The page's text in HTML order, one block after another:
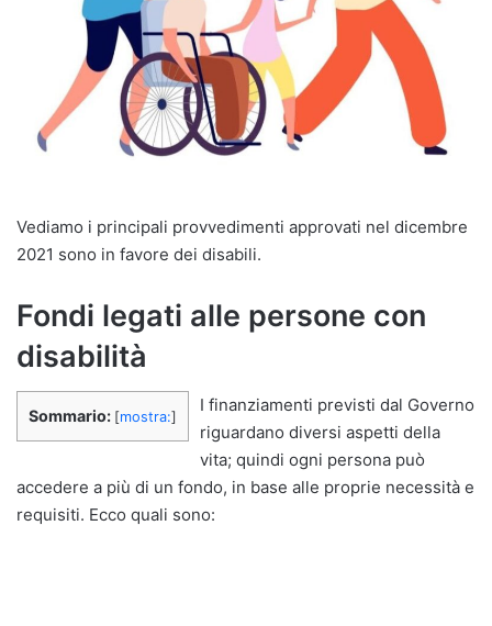
Vediamo i principali provvedimenti approvati nel dicembre
2021 sono in favore dei disabili.
Fondi legati alle persone con
disabilità
Sommario: [mostra:]
I finanziamenti previsti dal Governo
riguardano diversi aspetti della
vita; quindi ogni persona può
accedere a più di un fondo, in base alle proprie necessità e
requisiti. Ecco quali sono: